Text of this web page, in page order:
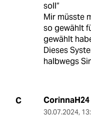
soll“
Mir müsste
so gewählt
gewählt
Dieses
halbwegs
C CorinnaH24
30.07.2024,